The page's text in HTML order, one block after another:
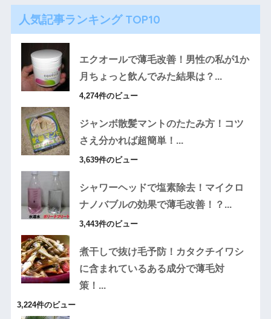
人気記事ランキング TOP10
エクオールで薄毛改善！男性の私が1か
月ちょっと飲んでみた結果は？...
4,274件のビュー
ジャンボ散髪マントのたたみ方！コツ
さえ分かれば超簡単！...
3,639件のビュー
シャワーヘッドで塩素除去！マイクロ
ナノバブルの効果で薄毛改善！？...
3,443件のビュー
煮干しで抜け毛予防！カタクチイワシ
に含まれているある成分で薄毛対
策！...
3,224件のビュー